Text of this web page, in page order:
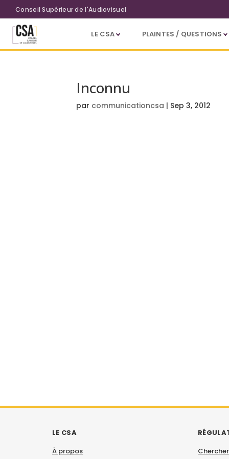
Aller au contenu principal
Conseil Supérieur de l'Audiovisuel
LE CSA PLAINTES / QUESTIONS
Inconnu
par communicationcsa | Sep 3, 2012
LE CSA
À propos